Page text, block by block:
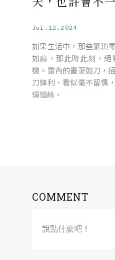
Jul.12.2024
如果生活中，那些繁瑣
如麻，那此時此刻，
機。雷內的畫筆如刀，
刀鋒利、看似毫不留情
煩惱絲。
COMMENT
說點什麼吧！